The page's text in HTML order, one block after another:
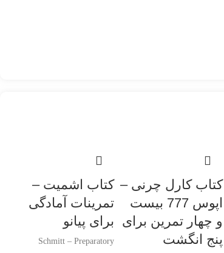
کتاب کارل چرنی –
اپوس 777 بیست
و چهار تمرین برای
پنج انگشت
کتاب اشمیت –
تمرینات آمادگی
برای پیانو
Schmitt – Preparatory